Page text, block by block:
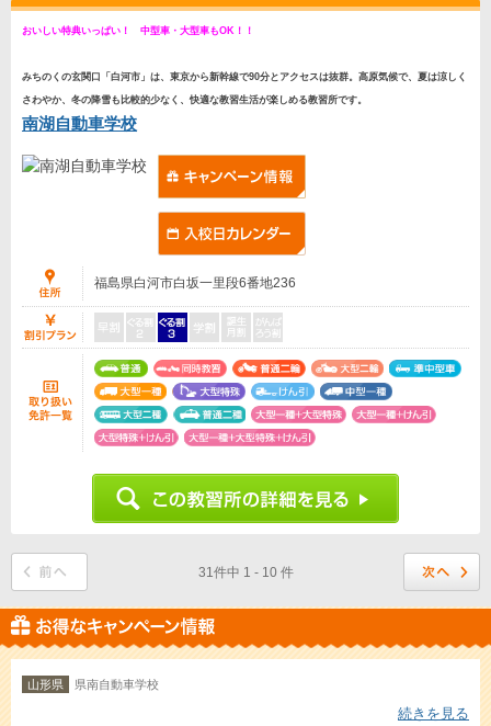
おいしい特典いっぱい！ 中型車・大型車もOK！！
みちのくの玄関口「白河市」は、東京から新幹線で90分とアクセスは抜群。高原気候で、夏は涼しく
さわやか、冬の降雪も比較的少なく、快適な教習生活が楽しめる教習所です。
南湖自動車学校
福島県白河市白坂一里段6番地236
31件中 1 - 10 件
山形県 県南自動車学校
続きを見る